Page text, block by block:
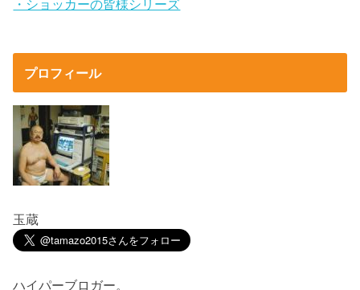
・ショッカーの皆様シリーズ
プロフィール
玉蔵
ハイパーブロガー。